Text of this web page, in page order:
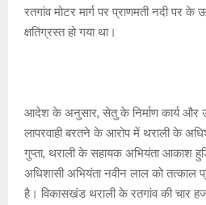
रतगांव मोटर मार्ग पर प्राणमती नदी पर
क्षतिग्रस्त हो गया था।
आदेश के अनुसार, सेतु के निर्माण कार्य और
लापरवाही बरतने के आरोप में थराली के
गुप्ता, थराली के सहायक अभियंता आकाश
अधिशासी अभियंता नवीन लाल को तत्काल
है। विकासखंड थराली के रतगांव की चार